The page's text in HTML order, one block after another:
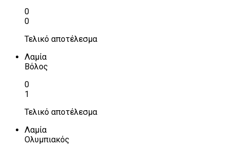
0
0
Τελικό αποτέλεσμα
Λαμία
Βόλος
0
1
Τελικό αποτέλεσμα
Λαμία
Ολυμπιακός